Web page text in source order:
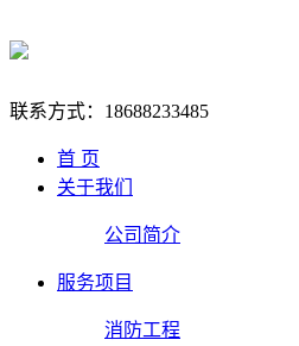
联系方式： 18688233485
首 页
关于我们
公司简介
服务项目
消防工程